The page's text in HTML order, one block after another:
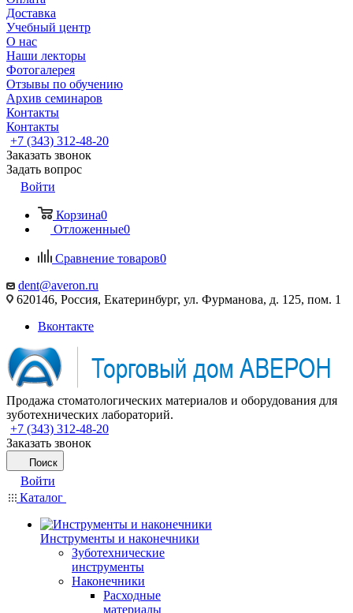
Доставка
Учебный центр
О нас
Наши лекторы
Фотогалерея
Отзывы по обучению
Архив семинаров
Контакты
Контакты
+7 (343) 312-48-20
Заказать звонок
Задать вопрос
Войти
Корзина0
Отложенные0
Сравнение товаров0
dent@averon.ru
620146, Россия, Екатеринбург, ул. Фурманова, д. 125, пом. 1
Вконтакте
Продажа стоматологических материалов и оборудования для
зуботехнических лабораторий.
+7 (343) 312-48-20
Заказать звонок
Поиск
Войти
Каталог
Инструменты и наконечники
Зуботехнические
инструменты
Наконечники
Расходные
материалы